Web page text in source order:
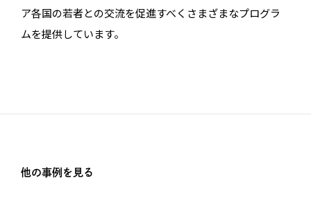
ア各国の若者との交流を促進すべくさまざまなプログラ
ムを提供しています。
他の事例を見る